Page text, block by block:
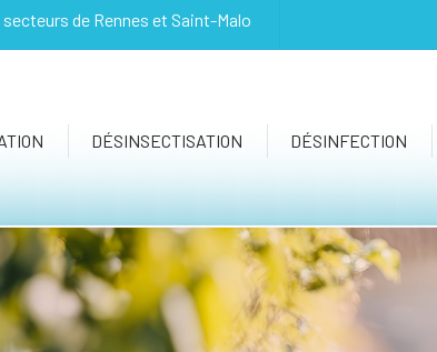
de Rennes et Saint-Malo
DÉSINSECTISATION DÉSINFECTION